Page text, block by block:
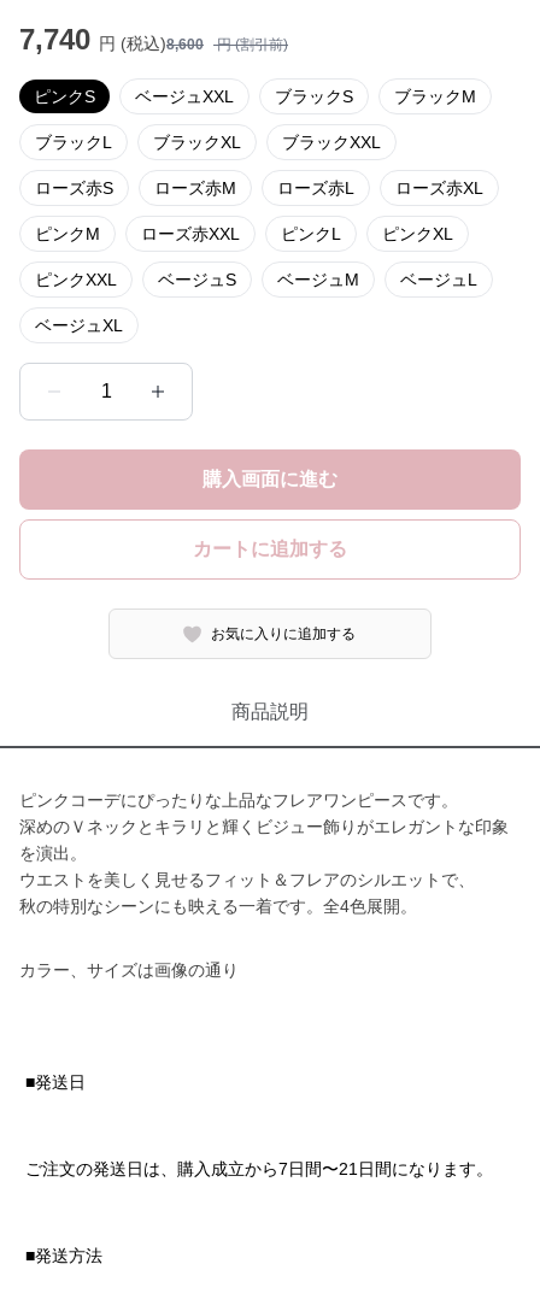
7,740 円 (税込)8,600 円 (割引前)
ピンクS ベージュXXL ブラックS ブラックM
ブラックL ブラックXL ブラックXXL
ローズ赤S ローズ赤M ローズ赤L ローズ赤XL
ピンクM ローズ赤XXL ピンクL ピンクXL
ピンクXXL ベージュS ベージュM ベージュL
ベージュXL
1
購入画面に進む
カートに追加する
お気に入りに追加する
商品説明
ピンクコーデにぴったりな上品なフレアワンピースです。
深めのＶネックとキラリと輝くビジュー飾りがエレガントな印象
を演出。
ウエストを美しく見せるフィット＆フレアのシルエットで、
秋の特別なシーンにも映える一着です。全4色展開。
カラー、サイズは画像の通り
■発送日
ご注文の発送日は、購入成立から7日間〜21日間になります。
■発送方法